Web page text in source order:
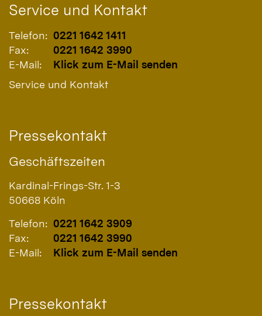
Service und Kontakt
Telefon: 0221 1642 1411
Fax:
0221 1642 3990
E-Mail:
Klick zum E-Mail senden
Service und Kontakt
Pressekontakt
Geschäftszeiten
Kardinal-Frings-Str. 1-3
50668 Köln
Telefon: 0221 1642 3909
Fax:
0221 1642 3990
E-Mail:
Klick zum E-Mail senden
Pressekontakt